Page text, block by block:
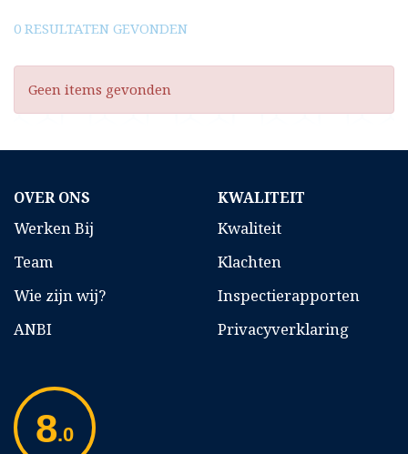
0 RESULTATEN GEVONDEN
Geen items gevonden
OVER ONS
Werken Bij
Team
Wie zijn wij?
ANBI
KWALITEIT
Kwaliteit
Klachten
Inspectierapporten
Privacyverklaring
8.0